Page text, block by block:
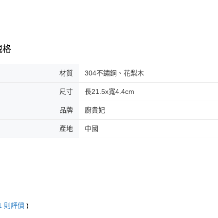
格
材質 304不鏽鋼、花梨木
尺寸 長21.5x寬4.4cm
品牌 廚貴妃
產地 中國
則評價 )